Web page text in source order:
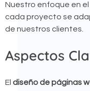
Nuestro enfoque en el
cada proyecto se
de nuestros clientes.
Aspectos
El diseño de páginas